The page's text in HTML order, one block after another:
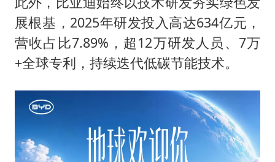
展根基，2025年研发投入高达634亿元，
营收占比7.89%，超12万研发人员、7万
+全球专利，持续迭代低碳节能技术。